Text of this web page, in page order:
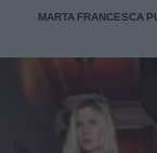
MARTA FRANCESCA